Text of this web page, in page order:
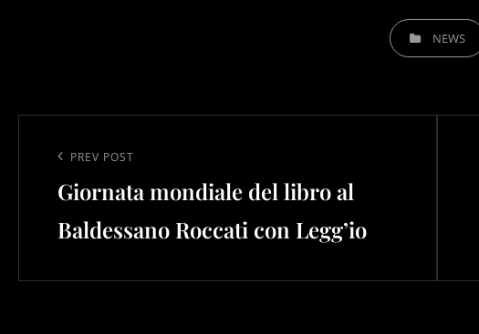
CATEGORIESNEWS
articoli
Previous
Post
PREV POST
Giornata mondiale del libro al
Baldessano Roccati con Legg’io